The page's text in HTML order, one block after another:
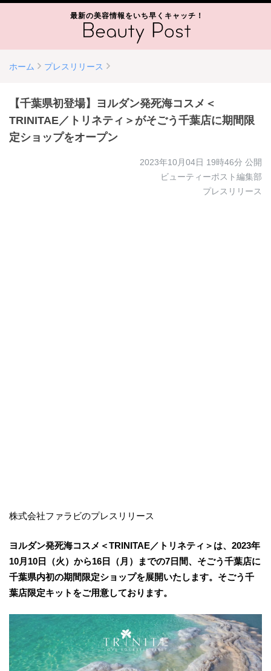
最新の美容情報をいち早くキャッチ！
ホーム プレスリリース
【千葉県初登場】ヨルダン発死海コスメ＜
TRINITAE／トリネティ＞がそごう千葉店に期間限
定ショップをオープン
2023年10月04日 19時46分 公開
ビューティーポスト編集部
プレスリリース
株式会社ファラビのプレスリリース
ヨルダン発死海コスメ＜TRINITAE／トリネティ＞は、2023年
10月10日（火）から16日（月）までの7日間、そごう千葉店に
千葉県内初の期間限定ショップを展開いたします。そごう千
葉店限定キットをご用意しております。